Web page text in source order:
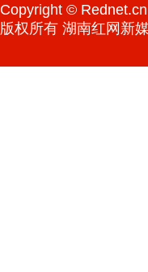
Copyright ©
版权所有 湖南红网新